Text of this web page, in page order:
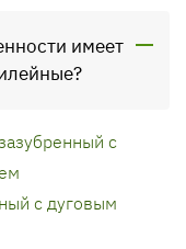
имеет
с
с дуговым